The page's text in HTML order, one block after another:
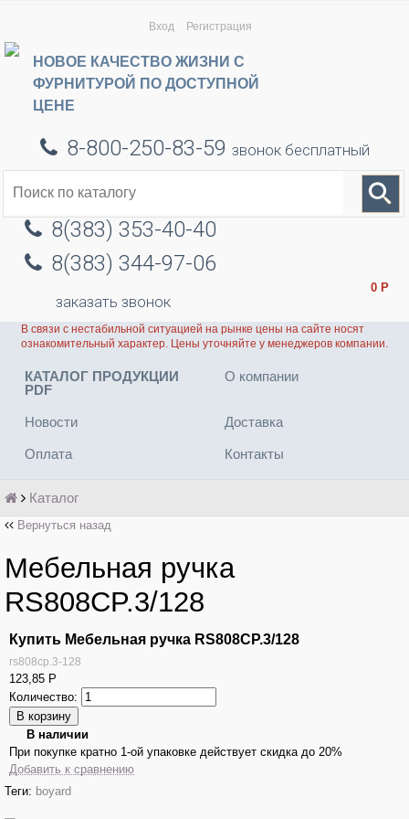
Вход Регистрация
НОВОЕ КАЧЕСТВО ЖИЗНИ С
ФУРНИТУРОЙ ПО ДОСТУПНОЙ
ЦЕНЕ
8-800-250-83-59 звонок бесплатный
8(383) 353-40-40
8(383) 344-97-06
заказать звонок
0 Р
В связи с нестабильной ситуацией на рынке цены на сайте носят
ознакомительный характер. Цены уточняйте у менеджеров компании.
КАТАЛОГ ПРОДУКЦИИ
PDF
О компании
Новости Доставка
Оплата Контакты
Каталог
Вернуться назад
Мебельная ручка
RS808CP.3/128
Купить Мебельная ручка RS808CP.3/128
rs808cp.3-128
123,85 Р
Количество:
В наличии
При покупке кратно 1-ой упаковке действует скидка до 20%
Добавить к сравнению
Теги: boyard